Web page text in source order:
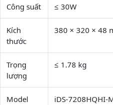
Công suất ≤ 30W
Kích
thước
380 × 320 × 48
Trọng
lượng
≤ 1.78 kg
Model iDS-7208HQHI-